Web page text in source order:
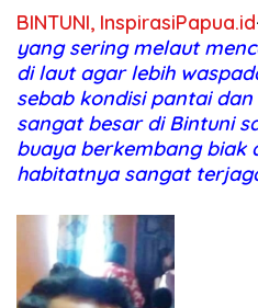
BINTUNI, InspirasiPapua.id
yang sering melaut
di laut agar lebih
sebab kondisi pantai
sangat besar di Bintuni
buaya berkembang biak
habitatnya sangat